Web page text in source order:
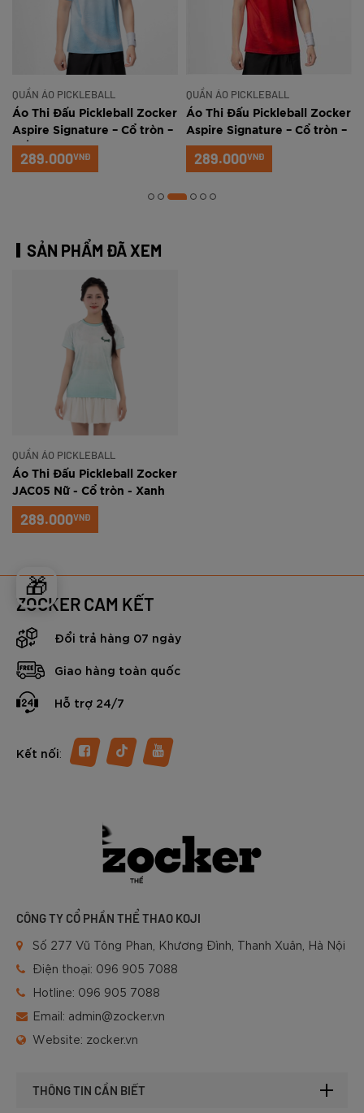
🎁
QUẦN ÁO PICKLEBALL
Áo Thi Đấu Pickleball Zocker
Aspire Signature – Cổ tròn –
Trắng xanh
289.000VNĐ
QUẦN ÁO PICKLEBALL
Áo Thi Đấu Pickleball Zocker
Aspire Signature – Cổ tròn –
Đỏ
289.000VNĐ
SẢN PHẨM ĐÃ XEM
QUẦN ÁO PICKLEBALL
Áo Thi Đấu Pickleball Zocker
JAC05 Nữ - Cổ tròn - Xanh
ngọc
289.000VNĐ
ZOCKER CAM KẾT
Đổi trả hàng 07 ngày
Giao hàng toàn quốc
Hỗ trợ 24/7
Kết nối:
CÔNG TY CỔ PHẦN THỂ THAO KOJI
Số 277 Vũ Tông Phan, Khương Đình, Thanh Xuân, Hà Nội
Điện thoại: 096 905 7088
Hotline: 096 905 7088
Email: admin@zocker.vn
Website: zocker.vn
THÔNG TIN CẦN BIẾT